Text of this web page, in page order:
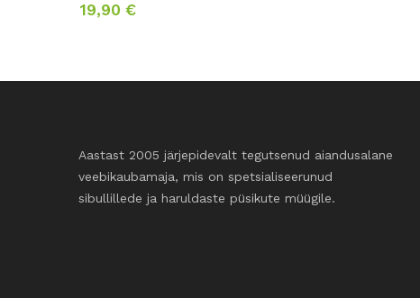
19,90 €
Aastast 2005 järjepidevalt tegutsenud aiandusalane
veebikaubamaja, mis on spetsialiseerunud
sibullillede ja haruldaste püsikute müügile.